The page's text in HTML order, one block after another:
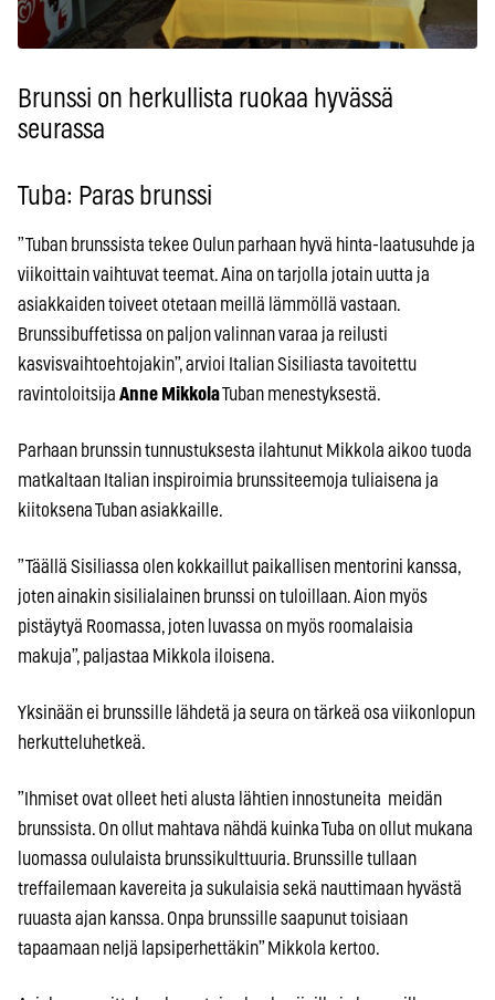
Brunssi on herkullista ruokaa hyvässä
seurassa
Tuba: Paras brunssi
”Tuban brunssista tekee Oulun parhaan hyvä hinta-laatusuhde ja
viikoittain vaihtuvat teemat. Aina on tarjolla jotain uutta ja
asiakkaiden toiveet otetaan meillä lämmöllä vastaan.
Brunssibuffetissa on paljon valinnan varaa ja reilusti
kasvisvaihtoehtojakin”, arvioi Italian Sisiliasta tavoitettu
ravintoloitsija Anne MikkolaTuban menestyksestä.
Parhaan brunssin tunnustuksesta ilahtunut Mikkola aikoo tuoda
matkaltaan Italian inspiroimia brunssiteemoja tuliaisena ja
kiitoksena Tuban asiakkaille.
”Täällä Sisiliassa olen kokkaillut paikallisen mentorini kanssa,
joten ainakin sisilialainen brunssi on tuloillaan. Aion myös
pistäytyä Roomassa, joten luvassa on myös roomalaisia
makuja”, paljastaa Mikkola iloisena.
Yksinään ei brunssille lähdetä ja seura on tärkeä osa viikonlopun
herkutteluhetkeä.
”Ihmiset ovat olleet heti alusta lähtien innostuneita meidän
brunssista. On ollut mahtava nähdä kuinka Tuba on ollut mukana
luomassa oululaista brunssikulttuuria. Brunssille tullaan
treffailemaan kavereita ja sukulaisia sekä nauttimaan hyvästä
ruuasta ajan kanssa. Onpa brunssille saapunut toisiaan
tapaamaan neljä lapsiperhettäkin” Mikkola kertoo.